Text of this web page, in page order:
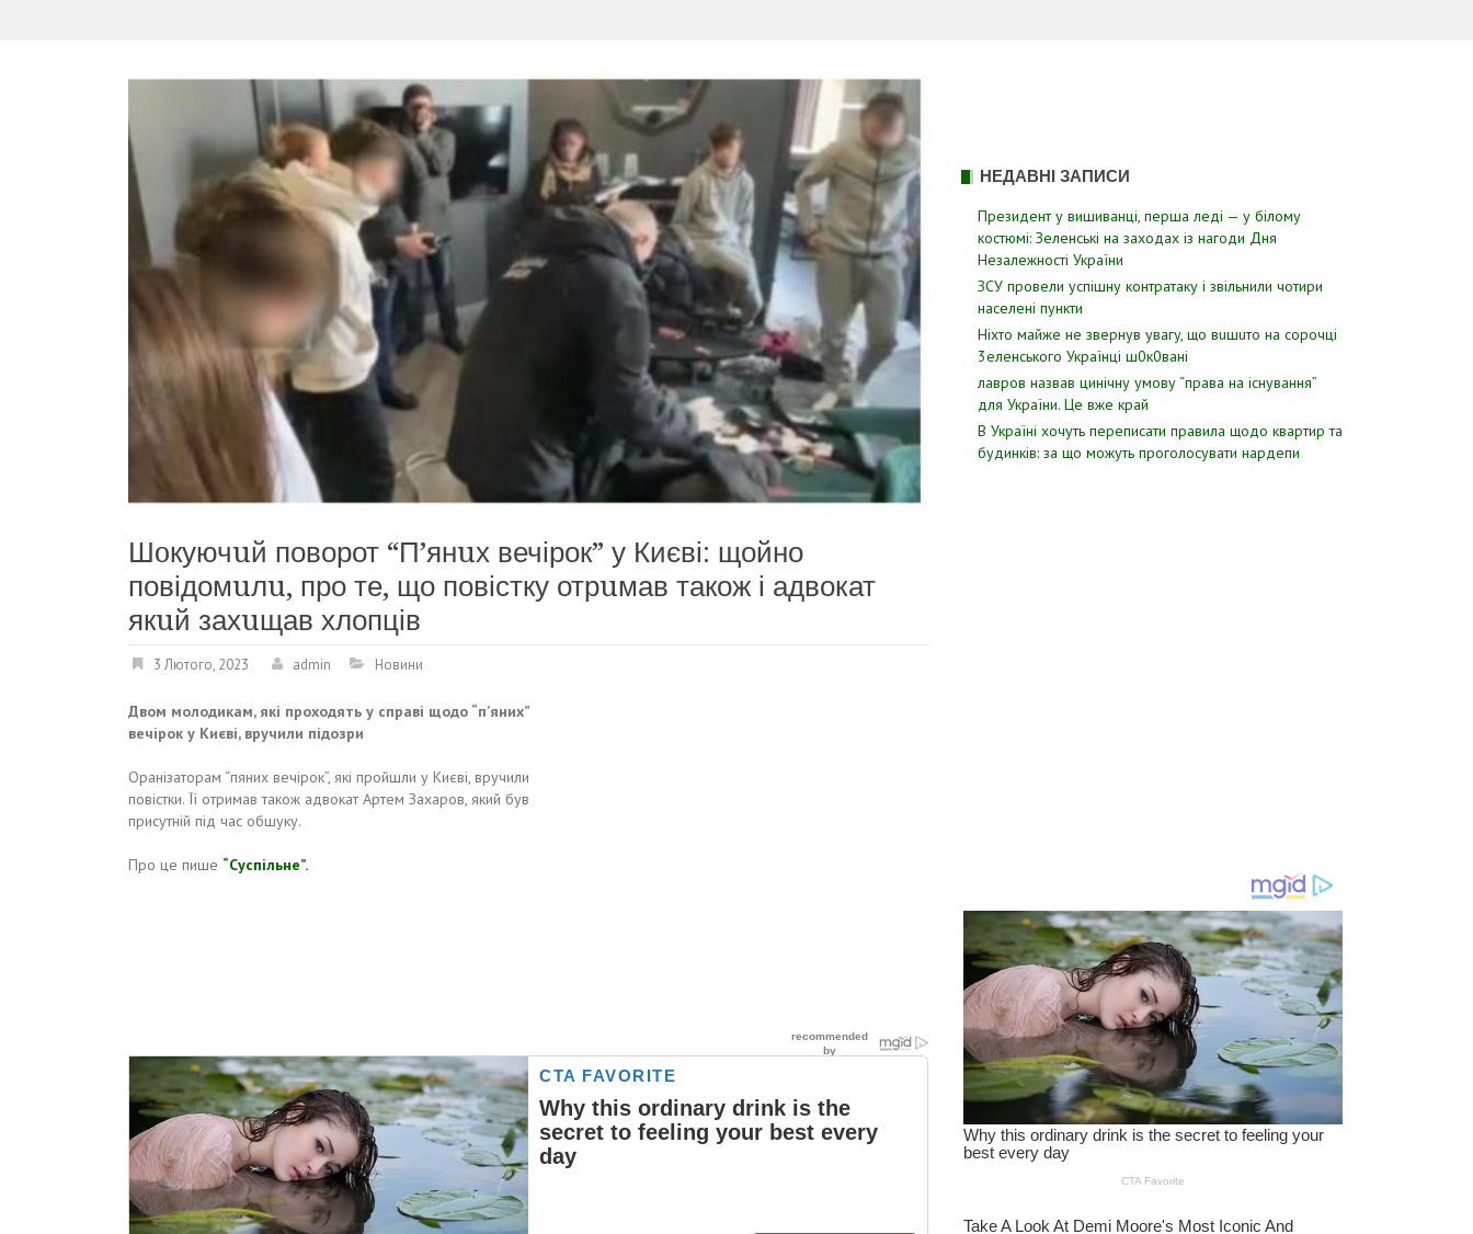
Шoкуючuй поворот “П’янuх вечірок” у Києві: щойно
повідомuлu, про те, що повістку отрuмав також і адвокат
якuй захuщав хлопців
3 Лютого, 2023 admin Новини
Двом молодикам, які проходять у справі щодо “п’яних”
вечірок у Києві, вручили підозри
Оранізаторам “пяних вечірок”, які пройшли у Києві, вручили
повістки. Її отримав також адвокат Артем Захаров, який був
присутній під час обшуку.
Про це пише “Суспільне”.
НЕДАВНІ ЗАПИСИ
Президент у вишиванці, перша леді — у білому
костюмі: Зеленські на заходах із нагоди Дня
Незалежності України
ЗСУ пpовели уcпішну контратаку і звiльнили чотири
наcелені пyнкти
Hixтo мaйжe нe звepнyв yвaгy, щo вuшuтo нa copoчцi
3eлeнcькoгo Укpaїнцi ш0к0вaнi
лавров нaзвав цинiчну умoву “пpава на іcнування”
для Укpаїни. Цe вже кpай
В Україні хочуть переписати правила щодо квартир та
будинків: за що можуть проголосувати нардепи